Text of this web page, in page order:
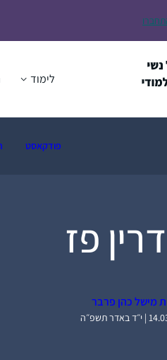
לימוד
פודקאסט
פז
מישל כהן פרבר
תשפ״ה